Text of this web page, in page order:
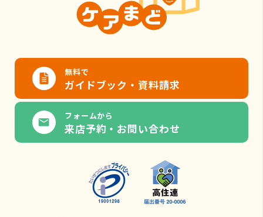
無料で
ガイドブック・資料請求
フォームから
来店予約・お問い合わせ